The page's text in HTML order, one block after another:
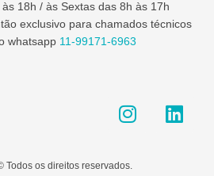
18h / às Sextas das 8h às 17h
exclusivo para chamados técnicos
whatsapp 11-99171-6963
n i
Todos os direitos reservados.